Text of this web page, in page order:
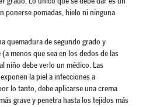
ponerse pomadas, hielo ni ninguna
quemadura de segundo grado y
menos que sea en los dedos de las
niño debe verlo un médico. Las
la piel a infecciones a
lo tanto, debe aplicarse una crema
grave y penetra hasta los tejidos más